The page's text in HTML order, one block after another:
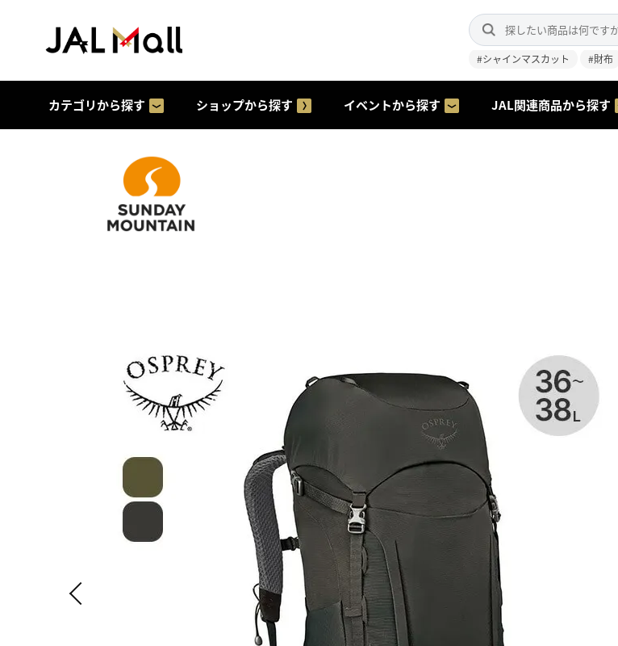
#シャインマスカット #財布
カテゴリから探す ショップから探す イベントから探す JAL関連商品から探す